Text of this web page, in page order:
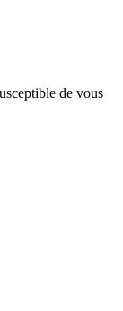
de vous